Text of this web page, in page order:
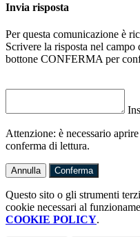
Invia risposta
Per questa comunicazione è
Scrivere la risposta nel campo
bottone CONFERMA per
Attenzione: è necessario
conferma di lettura.
Annulla Conferma
Questo sito o gli strumenti
cookie necessari al
COOKIE POLICY.